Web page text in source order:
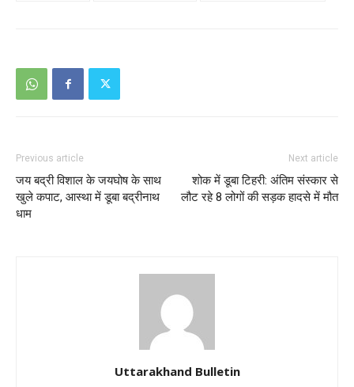
Previous article
जय बद्री विशाल के जयघोष के साथ
खुले कपाट, आस्था में डूबा बद्रीनाथ
धाम
Next article
शोक में डूबा टिहरी: अंतिम संस्कार से
लौट रहे 8 लोगों की सड़क हादसे में मौत
Uttarakhand Bulletin